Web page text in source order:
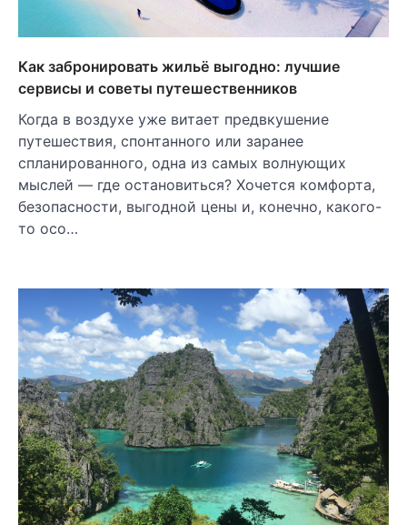
Как забронировать жильё выгодно: лучшие
сервисы и советы путешественников
Когда в воздухе уже витает предвкушение
путешествия, спонтанного или заранее
спланированного, одна из самых волнующих
мыслей — где остановиться? Хочется комфорта,
безопасности, выгодной цены и, конечно, какого-
то осо…